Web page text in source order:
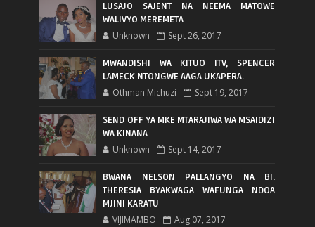
LUSAJO SAJENT NA NEEMA MATOWE
WALIVYO MEREMETA
Unknown Sept 26, 2017
MWANDISHI WA KITUO ITV, SPENCER
LAMECK NTONGWE AAGA UKAPERA.
Othman Michuzi Sept 19, 2017
SEND OFF YA MKE MTARAJIWA WA MSAIDIZI
WA KINANA
Unknown Sept 14, 2017
BWANA NELSON PALLANGYO NA BI.
THERESIA BYAKWAGA WAFUNGA NDOA
MJINI KARATU
VIJIMAMBO Aug 07, 2017